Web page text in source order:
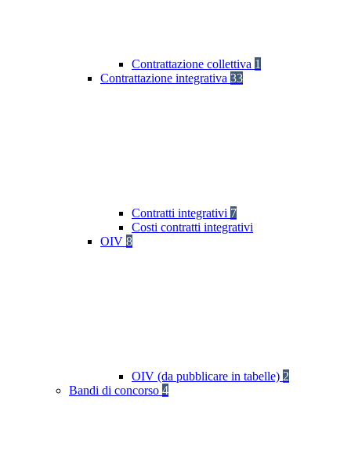
Contrattazione collettiva 1
Contrattazione integrativa 33
Contratti integrativi 7
Costi contratti integrativi
OIV 8
OIV (da pubblicare in tabelle) 2
Bandi di concorso 4